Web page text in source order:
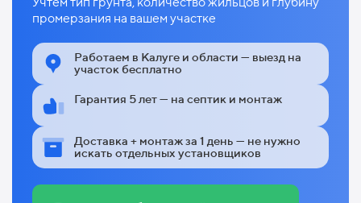
промерзания на вашем участке
Работаем в Калуге и области — выезд на
участок бесплатно
Гарантия 5 лет — на септик и монтаж
Доставка + монтаж за 1 день — не нужно
искать отдельных установщиков